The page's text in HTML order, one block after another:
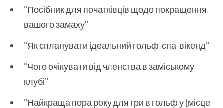
"Посібник для початківців щодо покращення
вашого замаху"
"Як спланувати ідеальний гольф-спа-вікенд"
"Чого очікувати від членства в заміському
клубі"
"Найкраща пора року для гри в гольф у [місце